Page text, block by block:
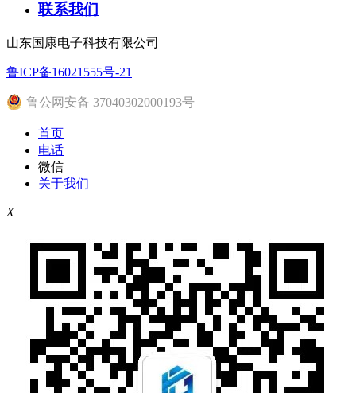
联系我们
山东国康电子科技有限公司
鲁ICP备16021555号-21
鲁公网安备 37040302000193号
首页
电话
微信
关于我们
X